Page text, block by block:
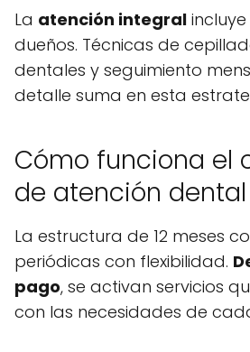
La atención integral
dueños. Técnicas de
dentales y seguimiento
detalle suma en esta
Cómo funciona el
de atención dental
La estructura de 12 meses
periódicas con flexibilidad.
pago, se activan servicios
con las necesidades de